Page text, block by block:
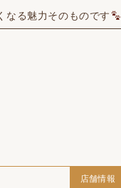
なる魅力そのものです
店舗情報